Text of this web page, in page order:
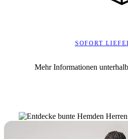
SOFORT
Mehr Informationen